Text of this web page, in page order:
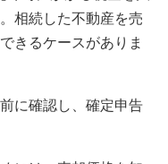
相続した不動産を売
きるケースがありま
に確認し、確定申告